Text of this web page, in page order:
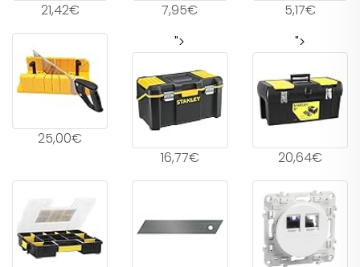
21,42€ 7,95€ 5,17€
25,00€
">
16,77€
">
20,64€